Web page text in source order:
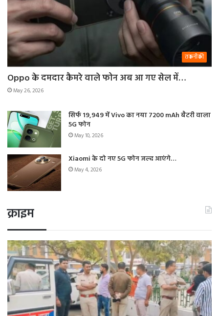
तकनीकी
Oppo के दमदार कैमरे वाले फोन अब आ गए सेल में…
May 26, 2026
सिर्फ 19,949 में Vivo का नया 7200 mAh बैटरी वाला
5G फोन
May 10, 2026
Xiaomi के दो नए 5G फोन जल्द आएंगे…
May 4, 2026
क्राइम